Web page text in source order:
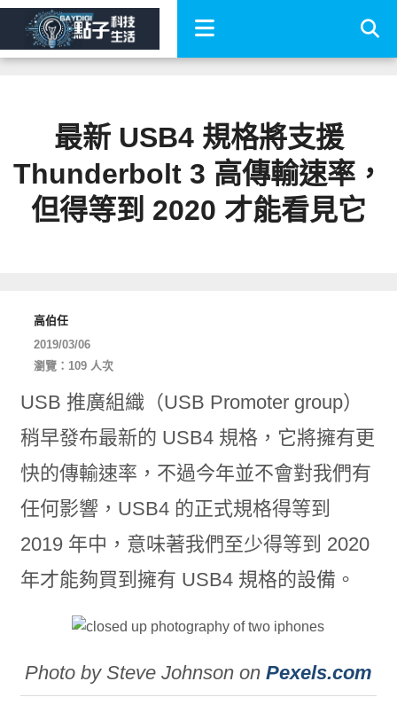
最新 USB4 規格將支援
Thunderbolt 3 高傳輸速率，
但得等到 2020 才能看見它
高伯任
2019/03/06
瀏覽：109 人次
USB 推廣組織（USB Promoter group）
稍早發布最新的 USB4 規格，它將擁有更
快的傳輸速率，不過今年並不會對我們有
任何影響，USB4 的正式規格得等到
2019 年中，意味著我們至少得等到 2020
年才能夠買到擁有 USB4 規格的設備。
Photo by Steve Johnson on Pexels.com